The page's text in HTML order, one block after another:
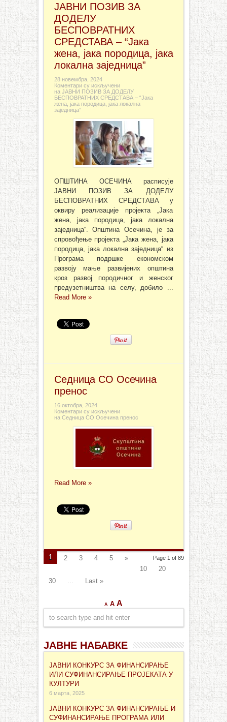
ЈАВНИ ПОЗИВ ЗА
ДОДЕЛУ
БЕСПОВРАТНИХ
СРЕДСТАВА – “Јака
жена, јака породица, јака
локална заједница”
28 новембра, 2024
Коментари су искључени
на ЈАВНИ ПОЗИВ ЗА ДОДЕЛУ
БЕСПОВРАТНИХ СРЕДСТАВА – “Јака
жена, јака породица, јака локална
заједница”
ОПШТИНА ОСЕЧИНА расписује
ЈАВНИ ПОЗИВ ЗА ДОДЕЛУ
БЕСПОВРАТНИХ СРЕДСТАВА у
оквиру реализације пројекта „Јака
жена, јака породица, јака локална
заједница“. Општина Осечина, је за
спровођење пројекта „Јака жена, јака
породица, јака локална заједница“ из
Програма подршке економском
развоју мање развијених општина
кроз развој породичног и женског
предузетништва на селу, добило ...
Read More »
Седница СО Осечина
пренос
16 октобра, 2024
Коментари су искључени
на Седница СО Осечина пренос
Read More »
Page 1 of 89
1 2 3 4 5
»
10
20
30
Last »
A A A
ЈАВНЕ НАБАВКЕ
ЈАВНИ КОНКУРС ЗА ФИНАНСИРАЊЕ
ИЛИ СУФИНАНСИРАЊЕ ПРОЈЕКАТА У
КУЛТУРИ
6 марта, 2025
ЈАВНИ КОНКУРС ЗА ФИНАНСИРАЊЕ И
СУФИНАНСИРАЊЕ ПРОГРАМА ИЛИ